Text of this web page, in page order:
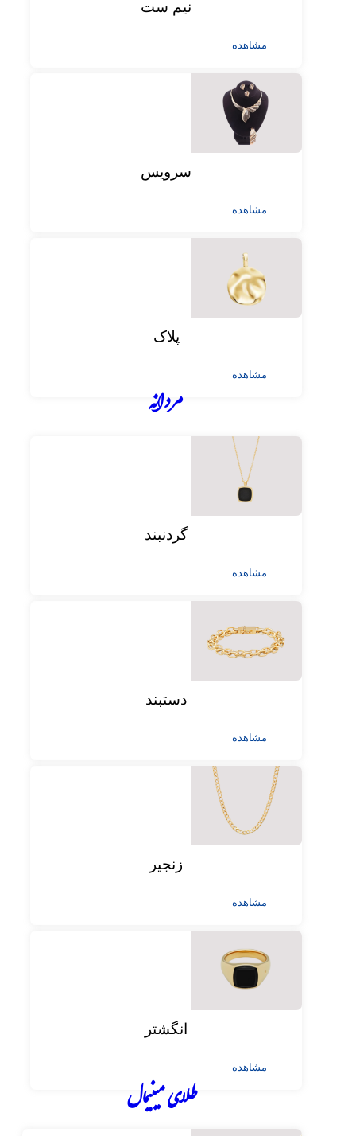
نیم ست
مشاهده
سرویس
مشاهده
پلاک
مشاهده
مردانه
گردنبند
مشاهده
دستبند
مشاهده
زنجیر
مشاهده
انگشتر
مشاهده
طلای مینیمال